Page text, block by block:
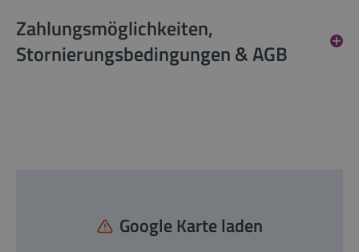
Zahlungsmöglichkeiten,
Stornierungsbedingungen & AGB
Google Karte laden